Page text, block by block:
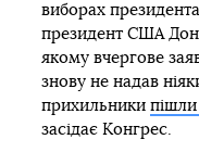
виборах
президент США
якому вчергове
знову не надав
прихильники пішли
засідає Конгрес.